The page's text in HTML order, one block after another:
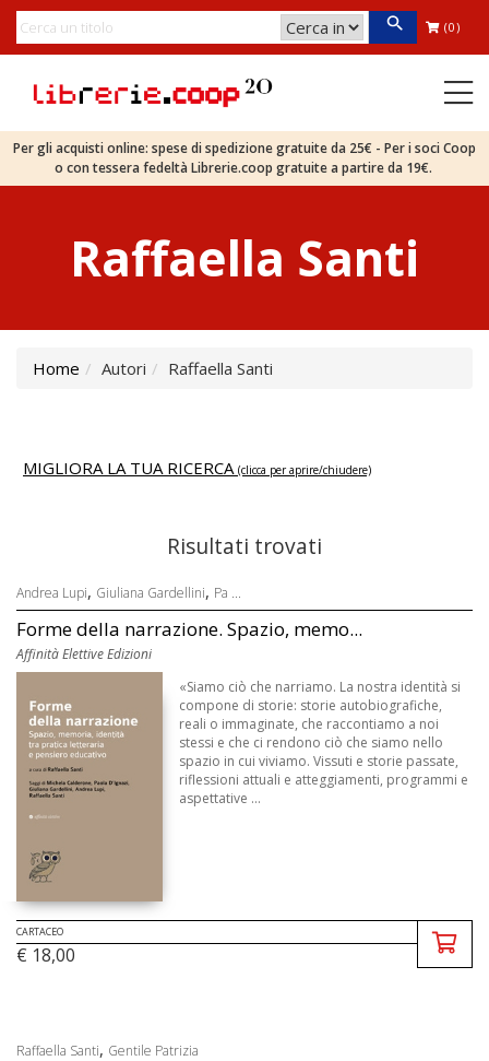
(0)
Per gli acquisti online: spese di spedizione gratuite da 25€ - Per i soci Coop
o con tessera fedeltà Librerie.coop gratuite a partire da 19€.
Raffaella Santi
Home Autori Raffaella Santi
MIGLIORA LA TUA RICERCA (clicca per aprire/chiudere)
Risultati trovati
Andrea Lupi, Giuliana Gardellini, Pa ...
Forme della narrazione. Spazio, memo...
Affinità Elettive Edizioni
«Siamo ciò che narriamo. La nostra identità si
compone di storie: storie autobiografiche,
reali o immaginate, che raccontiamo a noi
stessi e che ci rendono ciò che siamo nello
spazio in cui viviamo. Vissuti e storie passate,
riflessioni attuali e atteggiamenti, programmi e
aspettative ...
CARTACEO
€ 18,00
Raffaella Santi, Gentile Patrizia